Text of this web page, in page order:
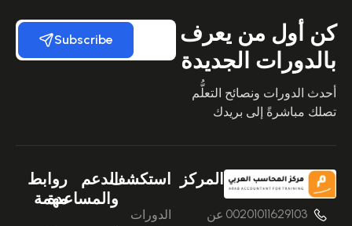
كن أول من يعرف
بالدورات الجديدة
أحدث الدورات ونصائح التعلُّم
تصلك مباشرةً إلى بريدك
Subscribe
00201011629103
المركز
عن
استكشف
الدورات
الدعم
والمساعدة
روابط
مهمة